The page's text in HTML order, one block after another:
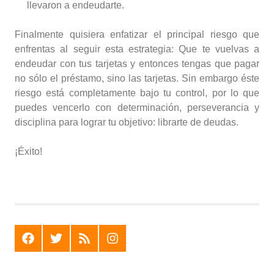
llevaron a endeudarte.
Finalmente quisiera enfatizar el principal riesgo que
enfrentas al seguir esta estrategia: Que te vuelvas a
endeudar con tus tarjetas y entonces tengas que pagar
no sólo el préstamo, sino las tarjetas. Sin embargo éste
riesgo está completamente bajo tu control, por lo que
puedes vencerlo con determinación, perseverancia y
disciplina para lograr tu objetivo: librarte de deudas.
¡Éxito!
F T R I